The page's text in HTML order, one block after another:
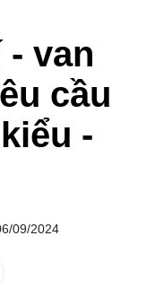
van
cầu
-
09/2024